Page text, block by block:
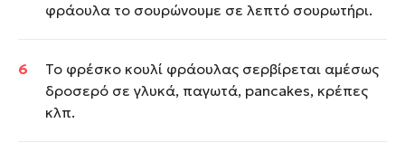
φράουλα το σουρώνουμε σε λεπτό σουρωτήρι.
Το φρέσκο κουλί φράουλας σερβίρεται αμέσως
δροσερό σε γλυκά, παγωτά, pancakes, κρέπες
κλπ.